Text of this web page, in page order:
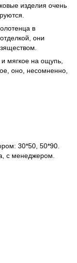
изделия очень
в
они
мягкое на ощупь,
оно, несомненно,
30*50, 50*90.
с менеджером.